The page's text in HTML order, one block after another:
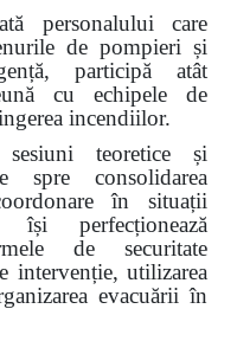
personalului care
de pompieri și
participă atât
cu echipele de
incendiilor.
sesiuni teoretice și
spre consolidarea
în situații
își perfecționează
de securitate
intervenție, utilizarea
evacuării în